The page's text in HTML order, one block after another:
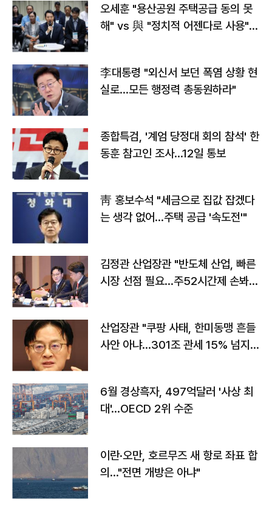
오세훈 "용산공원 주택공급 동의 못
해" vs 與 "정치적 어젠다로 사용"
李대통령 "외신서 보던 폭염 상황 현
실로…모든 행정력 총동원하라"
종합특검, '계엄 당정대 회의 참석' 한
동훈 참고인 조사...12일 통보
靑 홍보수석 "세금으로 집값 잡겠다
는 생각 없어…주택 공급 '속도전'"
김정관 산업장관 "반도체 산업, 빠른
시장 선점 필요…주52시간제 손봐
산업장관 "쿠팡 사태, 한미동맹 흔들
사안 아냐…301조 관세 15% 넘지
6월 경상흑자, 497억달러 '사상 최
대'…OECD 2위 수준
이란·오만, 호르무즈 새 항로 좌표 합
의…"전면 개방은 아냐"